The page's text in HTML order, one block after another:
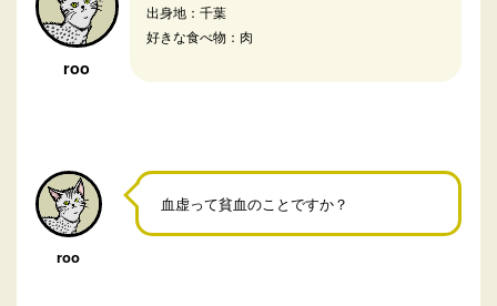
roo
出身地：千葉
好きな食べ物：肉
roo
血虚って貧血のことですか？